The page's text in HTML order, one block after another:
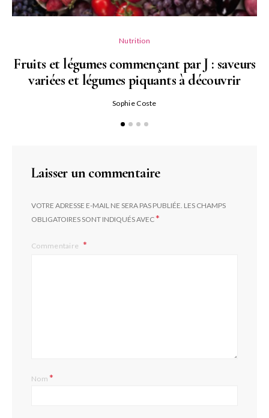
Nutrition
Fruits et légumes commençant par J : saveurs
variées et légumes piquants à découvrir
Sophie Coste
Laisser un commentaire
VOTRE ADRESSE E-MAIL NE SERA PAS PUBLIÉE. LES CHAMPS
OBLIGATOIRES SONT INDIQUÉS AVEC*
Commentaire
Nom*